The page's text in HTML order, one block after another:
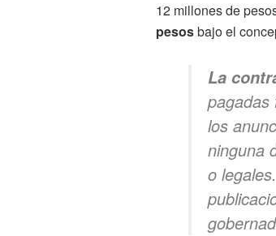
12 millones de
pesosbajo el
La
los
ninguna
o